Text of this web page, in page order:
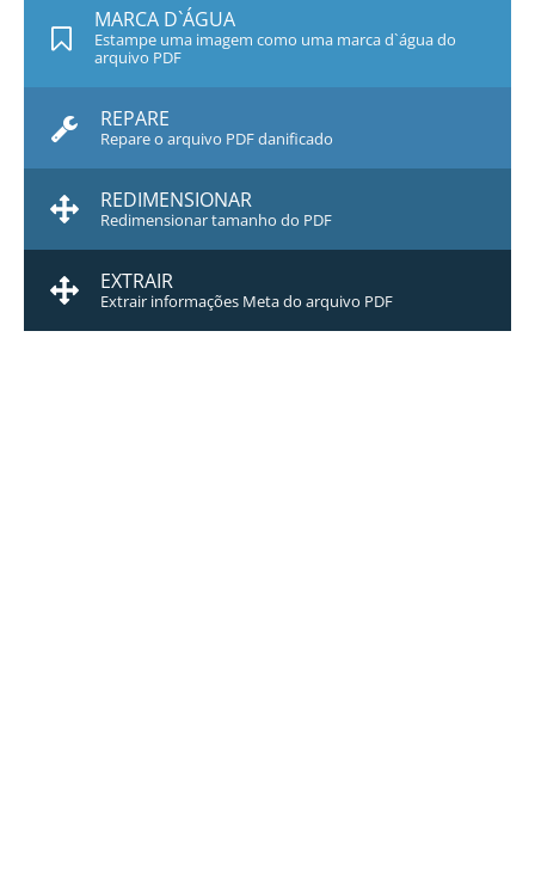
MARCA D`ÁGUA
Estampe uma imagem como uma marca d`água do
arquivo PDF
REPARE
Repare o arquivo PDF danificado
REDIMENSIONAR
Redimensionar tamanho do PDF
EXTRAIR
Extrair informações Meta do arquivo PDF